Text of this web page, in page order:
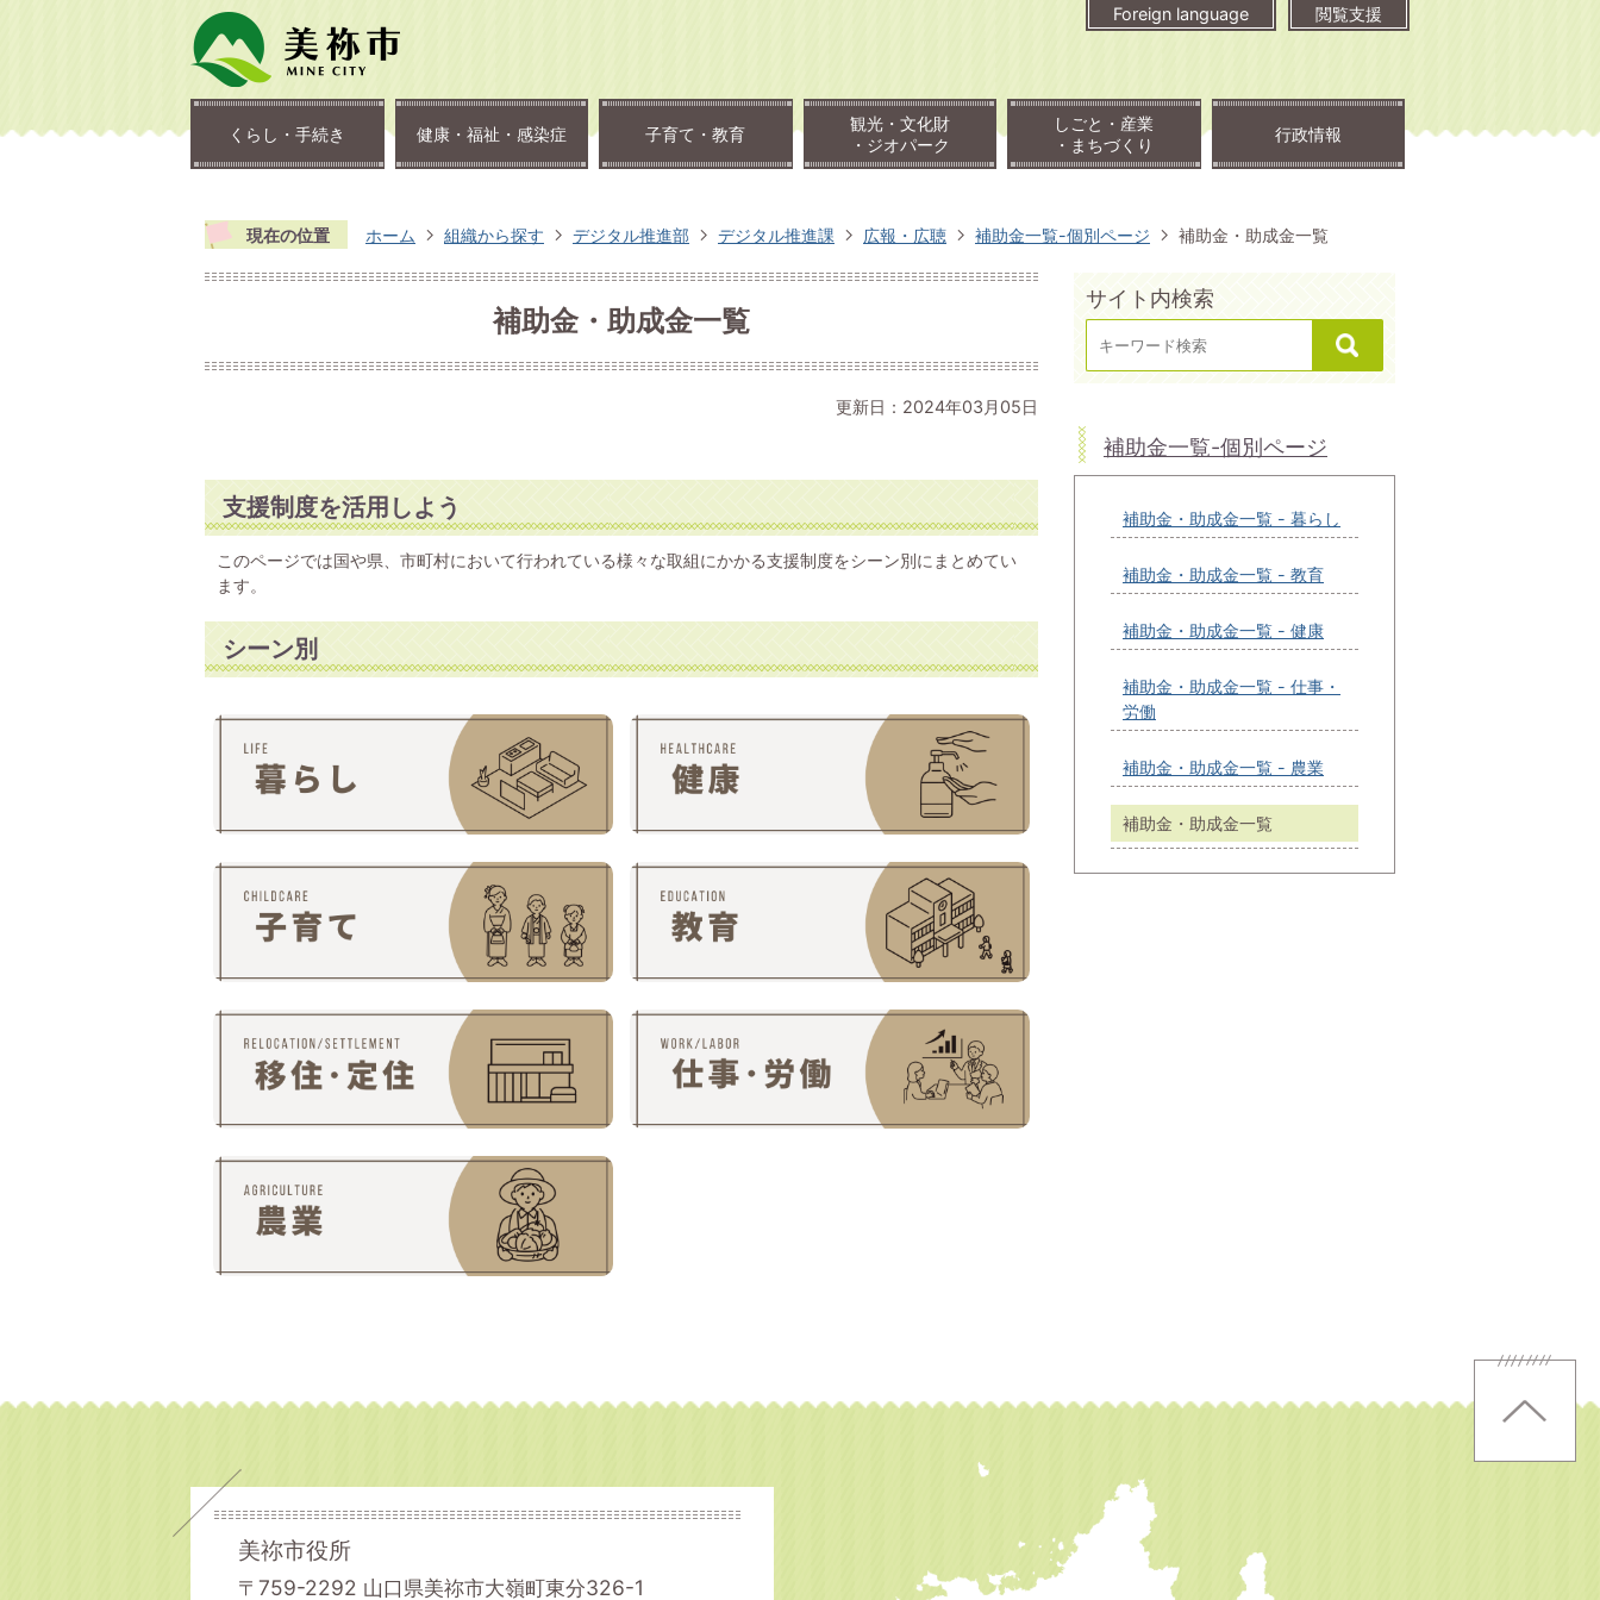
Foreign language 閲覧支援
くらし・手続き 健康・福祉・感染症 子育て・教育
観光・文化財
・ジオパーク
しごと・産業
・まちづくり
行政情報
現在の位置 ホーム 組織から探す デジタル推進部 デジタル推進課 広報・広聴 補助金一覧-個別ページ 補助金・助成金一覧
補助金・助成金一覧
更新日：2024年03月05日
支援制度を活用しよう
このページでは国や県、市町村において行われている様々な取組にかかる支援制度をシーン別にまとめてい
ます。
シーン別
サイト内検索
補助金一覧-個別ページ
補助金・助成金一覧 - 暮らし
補助金・助成金一覧 - 教育
補助金・助成金一覧 - 健康
補助金・助成金一覧 - 仕事・
労働
補助金・助成金一覧 - 農業
補助金・助成金一覧
美祢市役所
〒759-2292 山口県美祢市大嶺町東分326-1